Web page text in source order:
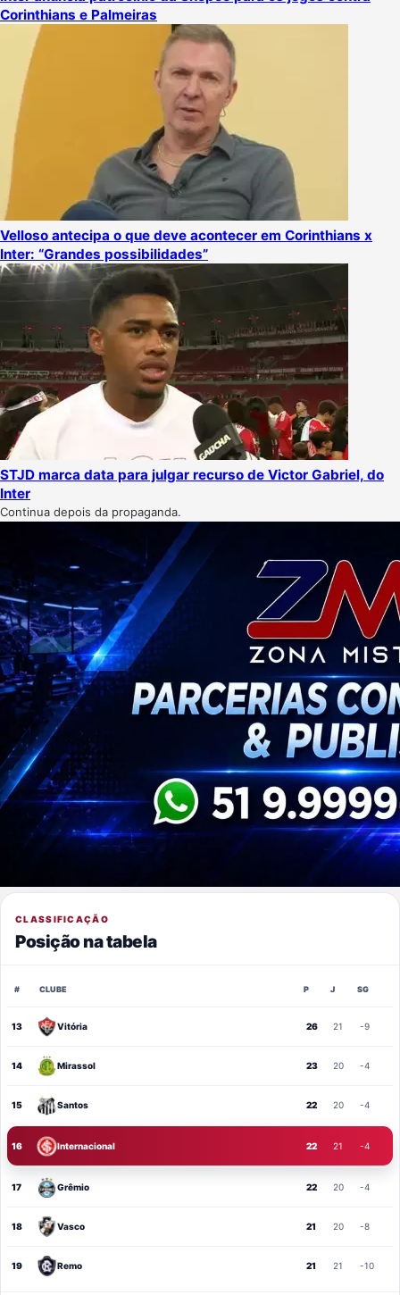
Corinthians e Palmeiras
Velloso antecipa o que deve acontecer em Corinthians x
Inter: “Grandes possibilidades”
STJD marca data para julgar recurso de Victor Gabriel, do
Inter
Continua depois da propaganda.
CLASSIFICAÇÃO
Posição na tabela
# CLUBE P J SG
13 Vitória 26 21 -9
14 Mirassol 23 20 -4
15 Santos 22 20 -4
16 Internacional 22 21 -4
17 Grêmio 22 20 -4
18 Vasco 21 20 -8
19 Remo 21 21 -10